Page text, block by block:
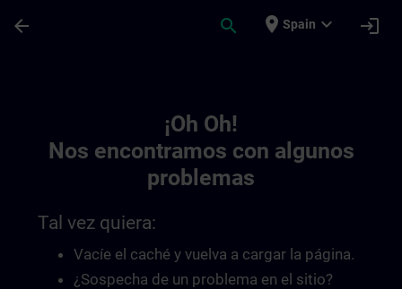
arrow_back search place Spain expand_more login
¡Oh Oh!
Nos encontramos con algunos
problemas
Tal vez quiera:
Vacíe el caché y vuelva a cargar la página.
¿Sospecha de un problema en el sitio?